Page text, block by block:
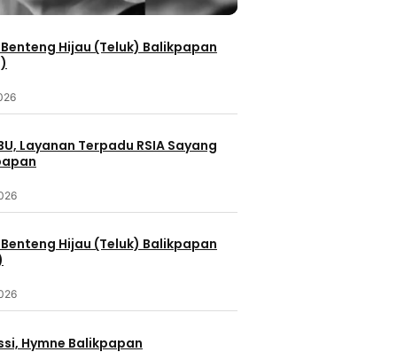
Hijau (Teluk) Balikpapan
Layanan Terpadu RSIA Sayang
Hijau (Teluk) Balikpapan
Hymne Balikpapan